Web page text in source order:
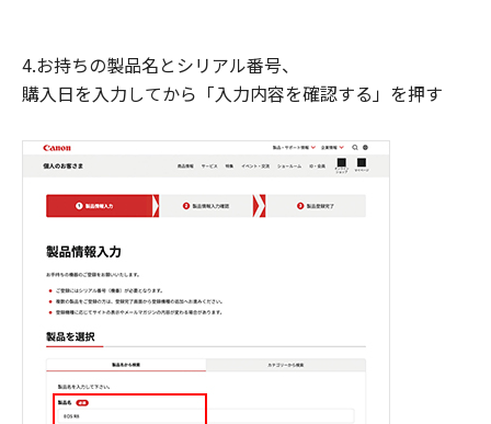
4.お持ちの製品名とシリアル番号、
購入日を入力してから「入力内容を確認する」を押す